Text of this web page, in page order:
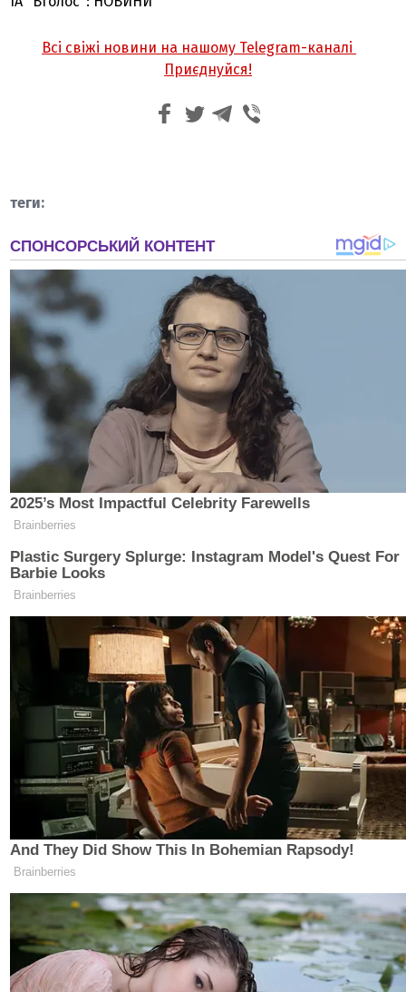
Всі свіжі новини на нашому Telegram-каналі
Приєднуйся!